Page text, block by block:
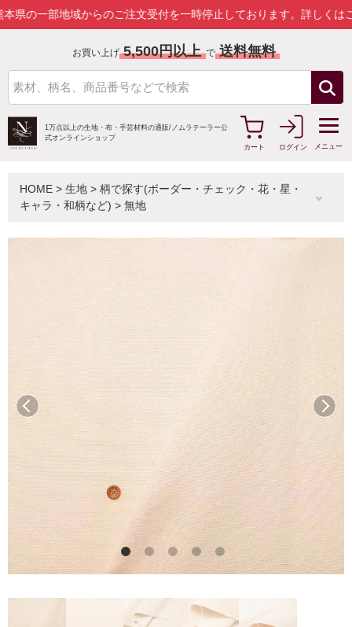
域からのご注文受付を一時停止しております。詳しくはこちら
お買い上げ 5,500円以上 で 送料無料
1万点以上の生地・布・手芸材料の通販/ ノムラテーラー公
式オンラインショップ
カート
ログイン メニュー
HOME > 生地 > 柄で探す(ボーダー・チェック・花・星・
キャラ・和柄など) > 無地
前へ 次へ